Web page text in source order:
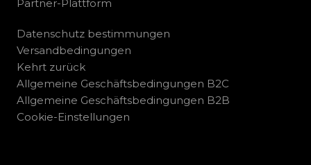
Partner-Plattform
Datenschutz bestimmungen
Versandbedingungen
Kehrt zurück
Allgemeine Geschäftsbedingungen B2C
Allgemeine Geschäftsbedingungen B2B
Cookie-Einstellungen